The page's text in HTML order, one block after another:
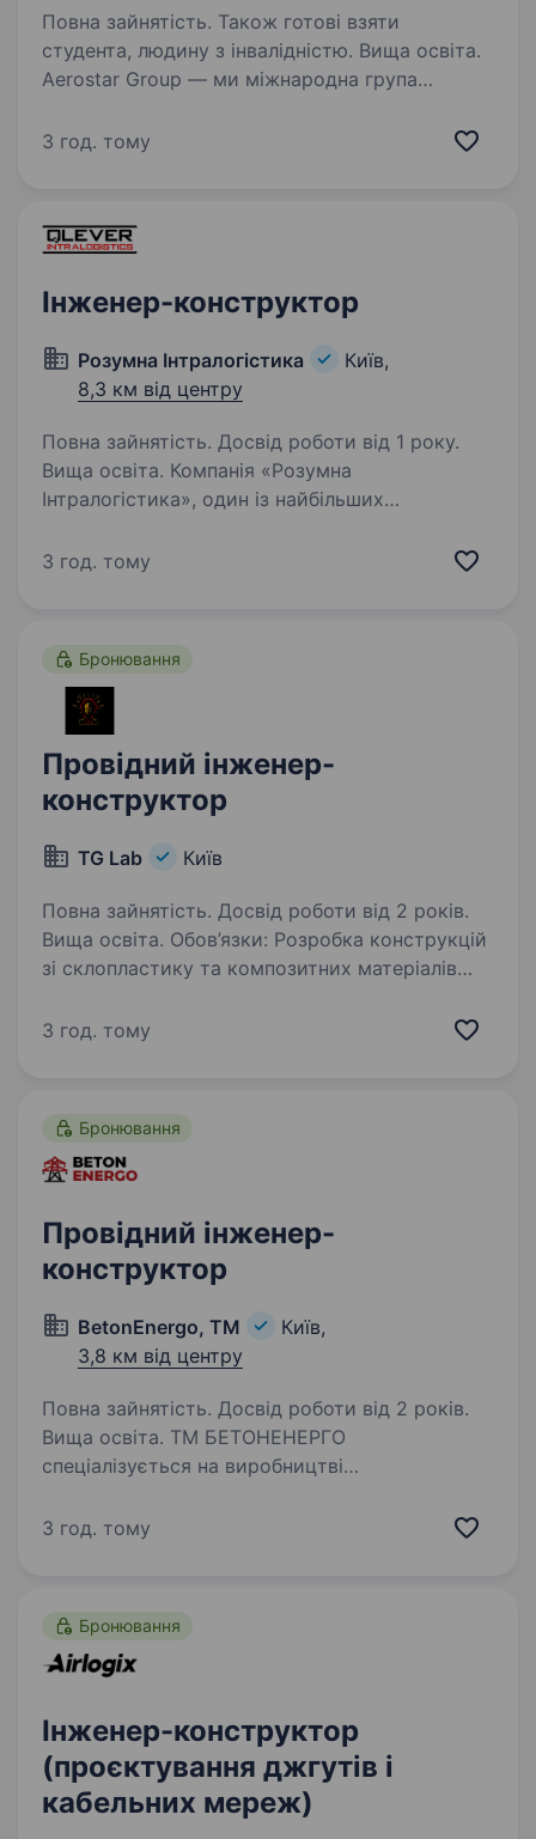
Повна зайнятість. Також готові взяти
студента, людину з інвалідністю. Вища освіта.
Aerostar Group — ми міжнародна група
та продажем енергоефективного обладнання
вентиляційного…
3 год. тому
Інженер-конструктор
Розумна Інтралогістика
Київ,
8,3 км від центру
Повна зайнятість. Досвід роботи від 1 року.
Вища освіта. Компанія «Розумна
Інтралогістика», один із найбільших
України, надійний та стабільний роботодавець,
3 год. тому
Бронювання
Провідний інженер-
конструктор
TG Lab Київ
Повна зайнятість. Досвід роботи від 2 років.
Вища освіта. Обов’язки: Розробка конструкцій
зі склопластику та композитних матеріалів
Підготовка виробничої документації Участь в
3 год. тому
Бронювання
Провідний інженер-
конструктор
BetonEnergo, ТМ
Київ,
3,8 км від центру
Повна зайнятість. Досвід роботи від 2 років.
Вища освіта. ТМ БЕТОНЕНЕРГО
спеціалізується на виробництві
продукції з бетону та залізобетону. Компанія
3 год. тому
Бронювання
Інженер-конструктор
(проєктування джгутів і
кабельних мереж)